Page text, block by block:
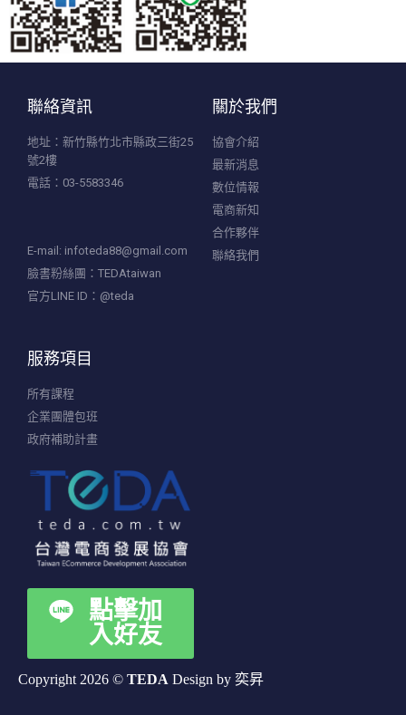
聯絡資訊
地址：新竹縣竹北市縣政三街25
號2樓
電話：03-5583346
E-mail: infoteda88@gmail.com
臉書粉絲團：TEDAtaiwan
官方LINE ID：@teda
關於我們
協會介紹
最新消息
數位情報
電商新知
合作夥伴
聯絡我們
服務項目
所有課程
企業團體包班
政府補助計畫
點擊加
入好友
Copyright 2026 © TEDA Design by 奕昇